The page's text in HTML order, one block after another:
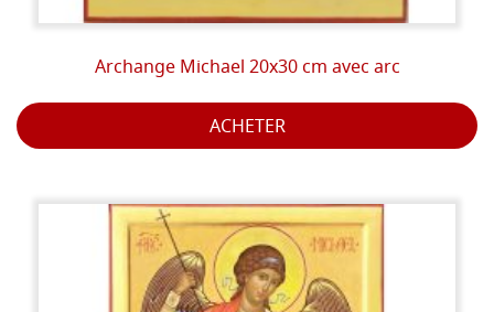
gravé d'une pointe pour délimiter les espaces à dorer.
réalisée de différentes manières: en utilisant la
méthode de la dorure en bolus ou de la mission. La
dorure a une fonction décorative et même symbolique:
l'or symbolise la lumière incréée de Dieu.
Archange Michael 20x30 cm avec arc
ACHETER